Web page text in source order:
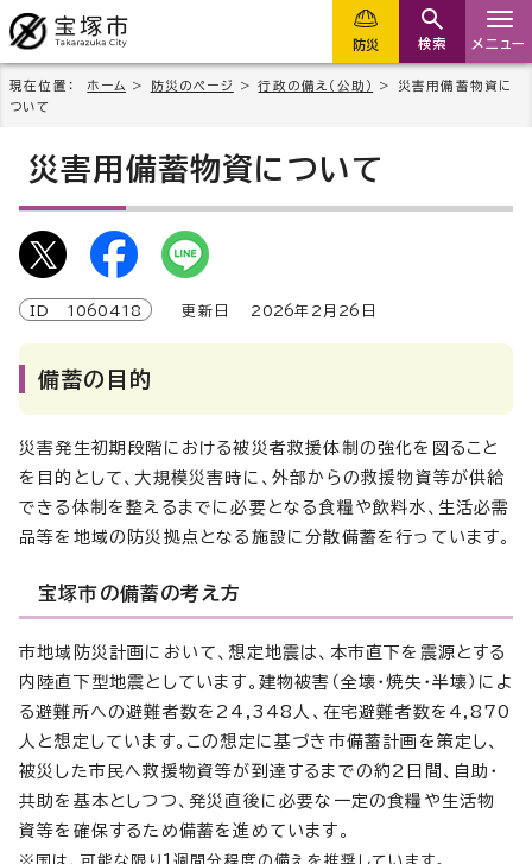
防災 検索 メニュー
現在位置： ホーム > 防災のページ >行政の備え（公助）
> 災害用備蓄物資に
ついて
災害用備蓄物資について
ID 1060418 更新日 2026年2月 26 日
備蓄の目的
災害発生初期段階における被災者救援体制の強化を図ること
を目的として、大規模災害時に、外部からの救援物資等が供給
できる体制を整えるまでに必要となる食糧や飲料水、生活必需
品等を地域の防災拠点となる施設に分散備蓄を行っています。
宝塚市の備蓄の考え方
市地域防災計画において、想定地震は、本市直下を震源とする
内陸直下型地震としています。建物被害（全壊・焼失・半壊）によ
る避難所への避難者数を24,348人、在宅避難者数を4,870
人と想定しています。この想定に基づき市備蓄計画を策定し、
被災した市民へ救援物資等が到達するまでの約2日間、自助・
共助を基本としつつ、発災直後に必要な一定の食糧や生活物
資等を確保するため備蓄を進めています。